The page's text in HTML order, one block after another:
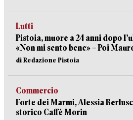
Lutti
Pistoia, muore a 24 anni dopo
«Non mi sento bene» – Poi
di Redazione Pistoia
Commercio
Forte dei Marmi, Alessia
storico Caffè Morin